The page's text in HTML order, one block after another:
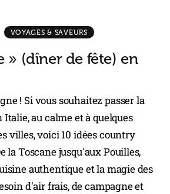
VOYAGES & SAVEURS
» (dîner de fête) en
! Si vous souhaitez passer la
au calme et à quelques
villes, voici 10 idées country
la Toscane jusqu'aux Pouilles,
authentique et la magie des
d'air frais, de campagne et